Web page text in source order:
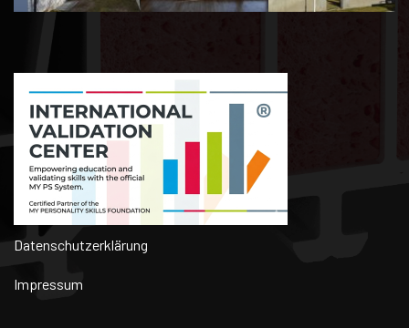
Datenschutzerklärung
Impressum